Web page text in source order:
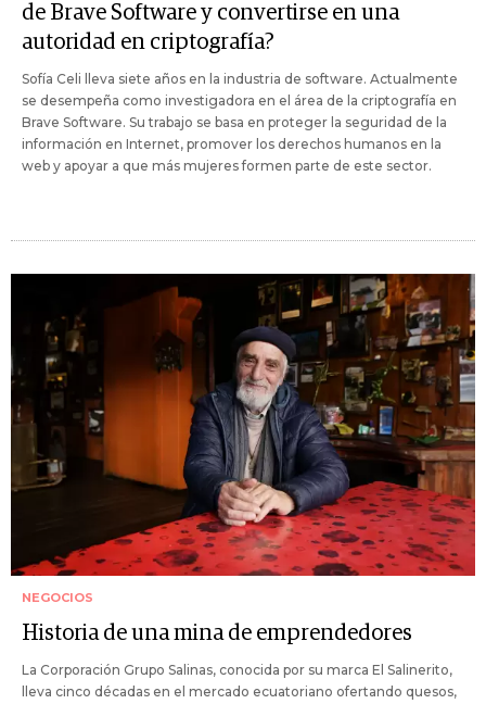
de Brave Software y convertirse en una
autoridad en criptografía?
Sofía Celi lleva siete años en la industria de software. Actualmente
se desempeña como investigadora en el área de la criptografía en
Brave Software. Su trabajo se basa en proteger la seguridad de la
información en Internet, promover los derechos humanos en la
web y apoyar a que más mujeres formen parte de este sector.
NEGOCIOS
Historia de una mina de emprendedores
La Corporación Grupo Salinas, conocida por su marca El Salinerito,
lleva cinco décadas en el mercado ecuatoriano ofertando quesos,